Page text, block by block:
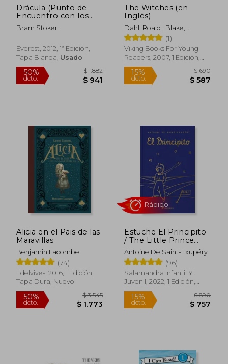
Drácula (Punto de
Encuentro con los
Clásicos)
Bram Stoker
Everest, 2012, 1ª Edición,
Tapa Blanda, Usado
50%
dcto.
The Witches (en
Inglés)
Dahl, Roald ; Blake,
Quentin
(1)
Viking Books For Young
Readers, 2007, 1 Edición,
Tapa Blanda, Nuevo
15%
dcto.
Rápido
Alicia en el Pais de las
Maravillas
Benjamin Lacombe
(74)
Edelvives, 2016, 1 Edición,
Tapa Dura, Nuevo
Estuche El Principito
/ The Little Prince
(Boxed Edition)
Antoine De Saint-Exupéry
(96)
Salamandra Infantil Y
Juvenil, 2022, 1 Edición,
Tapa Dura, Nuevo